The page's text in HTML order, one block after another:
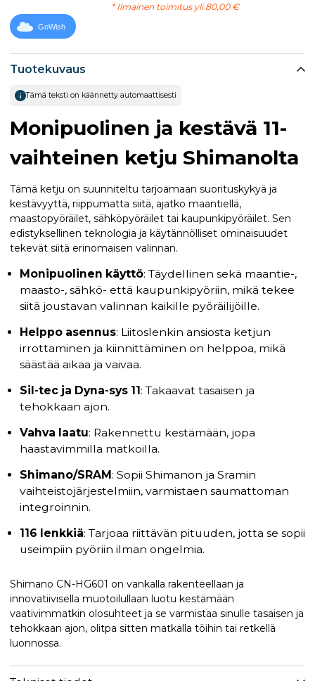
Tuotekuvaus
Tämä teksti on käännetty automaattisesti
Monipuolinen ja kestävä 11-
vaihteinen ketju Shimanolta
Tämä ketju on suunniteltu tarjoamaan suorituskykyä ja
kestävyyttä, riippumatta siitä, ajatko maantiellä,
maastopyöräilet, sähköpyöräilet tai kaupunkipyöräilet. Sen
edistyksellinen teknologia ja käytännölliset ominaisuudet
tekevät siitä erinomaisen valinnan.
Monipuolinen käyttö: Täydellinen sekä maantie-,
maasto-, sähkö- että kaupunkipyöriin, mikä tekee
siitä joustavan valinnan kaikille pyöräilijöille.
Helppo asennus: Liitoslenkin ansiosta ketjun
irrottaminen ja kiinnittäminen on helppoa, mikä
säästää aikaa ja vaivaa.
Sil-tec ja Dyna-sys 11: Takaavat tasaisen ja
tehokkaan ajon.
Vahva laatu: Rakennettu kestämään, jopa
haastavimmilla matkoilla.
Shimano/SRAM: Sopii Shimanon ja Sramin
vaihteistojärjestelmiin, varmistaen saumattoman
integroinnin.
116 lenkkiä: Tarjoaa riittävän pituuden, jotta se sopii
useimpiin pyöriin ilman ongelmia.
Shimano CN-HG601 on vankalla rakenteellaan ja
innovatiivisella muotoilullaan luotu kestämään
vaativimmatkin olosuhteet ja se varmistaa sinulle tasaisen ja
tehokkaan ajon, olitpa sitten matkalla töihin tai retkellä
luonnossa.
* Ilmainen toimitus yli 80,00 €
GoWish